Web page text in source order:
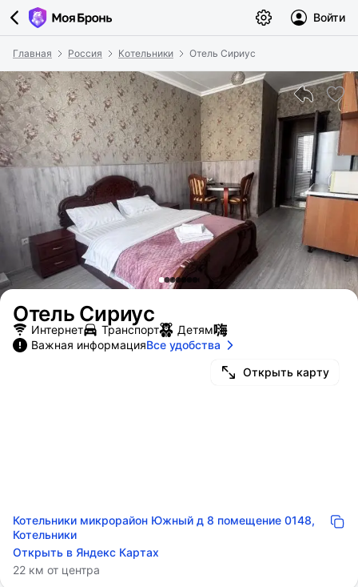
Войти
Главная Россия Котельники Отель Сириус
Отель Сириус
Открыть карту
Котельники микрорайон Южный д 8 помещение 0148,
Котельники
Открыть в Яндекс Картах
22 км от центра
Интернет Транспорт
Детям
Важная информацияВсе удобства